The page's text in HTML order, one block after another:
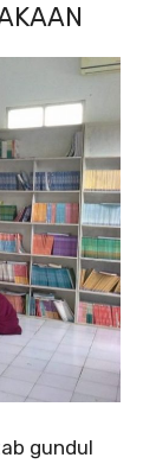
gundul